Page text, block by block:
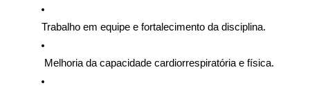
Trabalho em equipe e fortalecimento da disciplina.
Melhoria da capacidade cardiorrespiratória e física.